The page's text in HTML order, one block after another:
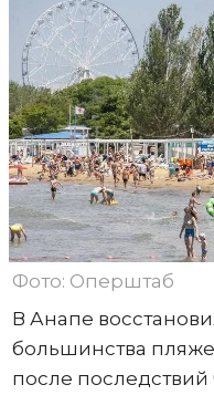
Фото: Оперштаб
В Анапе
большинства
после